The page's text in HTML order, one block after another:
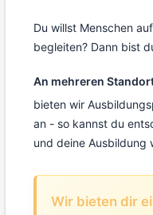
Du willst Menschen
begleiten? Dann bist
An mehreren
bieten wir
an - so kannst du
und deine Ausbildung
Wir bieten dir